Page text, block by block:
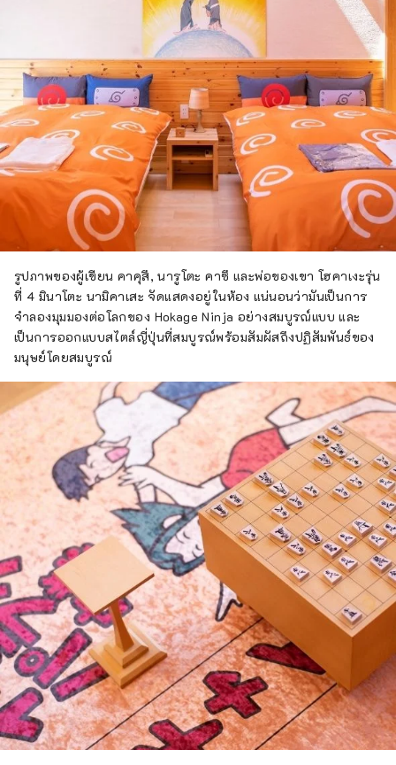
รูปภาพของผู้เขียน คาคุสึ, นารูโตะ คาซึ และพ่อของเขา โฮคาเงะรุ่น
ที่ 4 มินาโตะ นามิคาเสะ จัดแสดงอยู่ในห้อง แน่นอนว่ามันเป็นการ
จำลองมุมมองต่อโลกของ Hokage Ninja อย่างสมบูรณ์แบบ และ
เป็นการออกแบบสไตล์ญี่ปุ่นที่สมบูรณ์พร้อมสัมผัสถึงปฏิสัมพันธ์ของ
มนุษย์โดยสมบูรณ์